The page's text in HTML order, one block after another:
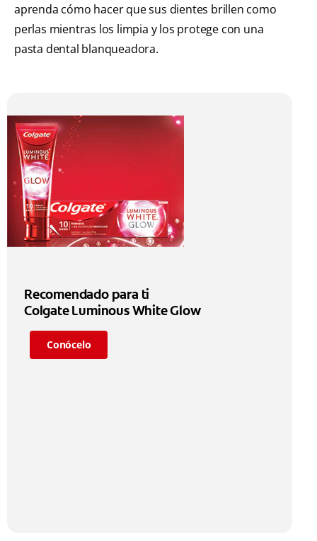
aprenda cómo hacer que sus dientes brillen como
perlas mientras los limpia y los protege con una
pasta dental blanqueadora.
Recomendado para ti
Colgate Luminous White Glow
Conócelo